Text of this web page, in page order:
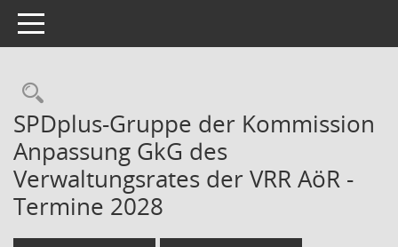
Toggle navigation
Rechercheauswahl
SPDplus-Gruppe der Kommission
Anpassung GkG des
Verwaltungsrates der VRR AöR -
Termine 2028